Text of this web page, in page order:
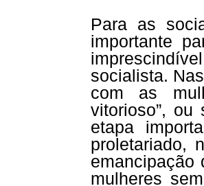
Para as
importante
socialista.
com as
vitorioso”,
etapa
proletariado,
emancipação
mulheres